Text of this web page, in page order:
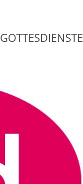
GOTTESDIENSTE